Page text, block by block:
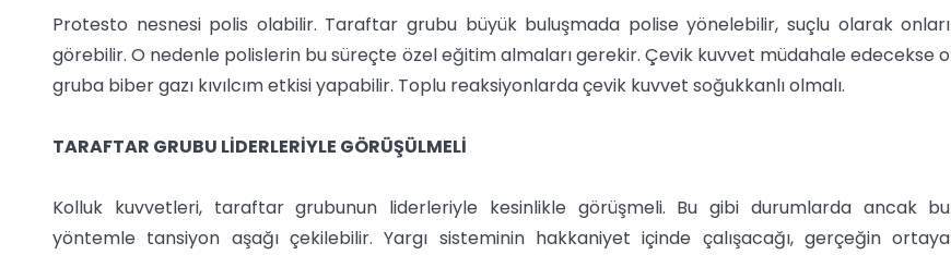
Protesto nesnesi polis olabilir. Taraftar grubu büyük buluşmada polise yönelebilir, suçlu olarak onları
görebilir. O nedenle polislerin bu süreçte özel eğitim almaları gerekir. Çevik kuvvet müdahale edecekse o
gruba biber gazı kıvılcım etkisi yapabilir. Toplu reaksiyonlarda çevik kuvvet soğukkanlı olmalı.
TARAFTAR GRUBU LİDERLERİYLE GÖRÜŞÜLMELİ
Kolluk kuvvetleri, taraftar grubunun liderleriyle kesinlikle görüşmeli. Bu gibi durumlarda ancak bu
yöntemle tansiyon aşağı çekilebilir. Yargı sisteminin hakkaniyet içinde çalışacağı, gerçeğin ortaya